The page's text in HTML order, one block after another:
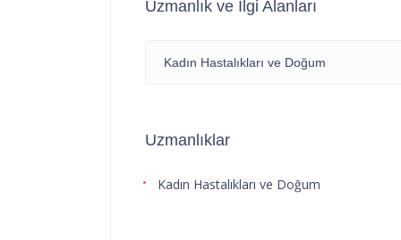
Uzmanlık ve İlgi Alanları
Kadın Hastalıkları ve Doğum
Uzmanlıklar
Kadın Hastalıkları ve Doğum